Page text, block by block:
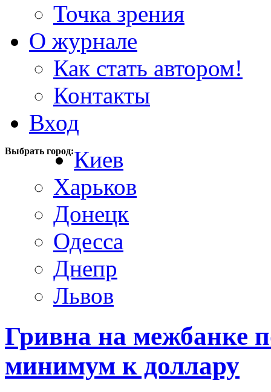
Точка зрения
О журнале
Как стать автором!
Контакты
Вход
Выбрать город:Киев
Харьков
Донецк
Одесса
Днепр
Львов
Гривна на межбанке
минимум к доллару